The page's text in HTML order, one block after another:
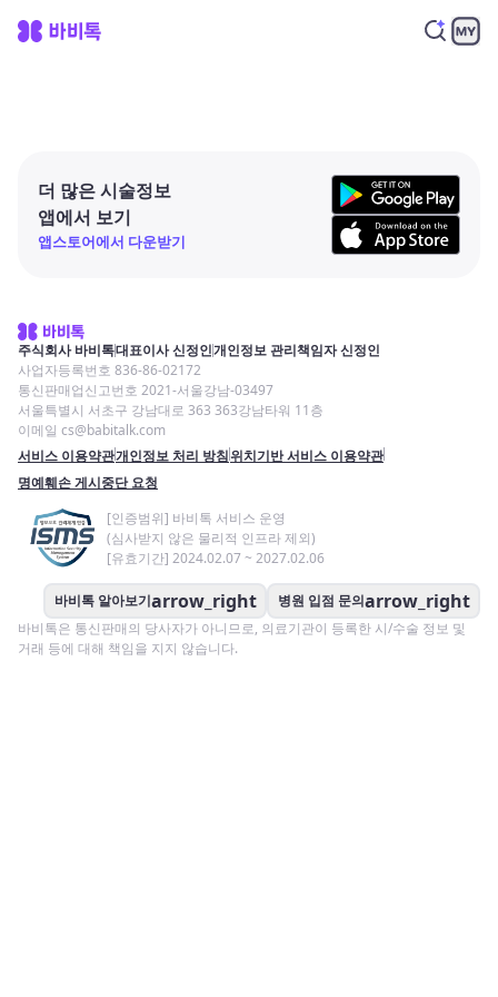
더 많은 시술정보
앱에서 보기
앱스토어에서 다운받기
주식회사 바비톡대표이사 신정인개인정보 관리책임자 신정인
사업자등록번호 836-86-02172
통신판매업신고번호 2021-서울강남-03497
서울특별시 서초구 강남대로 363 363강남타워 11층
이메일 cs@babitalk.com
서비스 이용약관개인정보 처리 방침위치기반 서비스 이용약관
명예훼손 게시중단 요청
[인증범위] 바비톡 서비스 운영
(심사받지 않은 물리적 인프라 제외)
[유효기간] 2024.02.07 ~ 2027.02.06
바비톡 알아보기arrow_right 병원 입점 문의arrow_right
바비톡은 통신판매의 당사자가 아니므로, 의료기관이 등록한 시/수술 정보 및
거래 등에 대해 책임을 지지 않습니다.